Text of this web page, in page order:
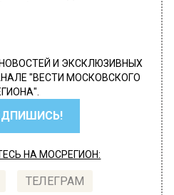
И ЭКСКЛЮЗИВНЫХ
"ВЕСТИ МОСКОВСКОГО
НА МОСРЕГИОН:
ТЕЛЕГРАМ